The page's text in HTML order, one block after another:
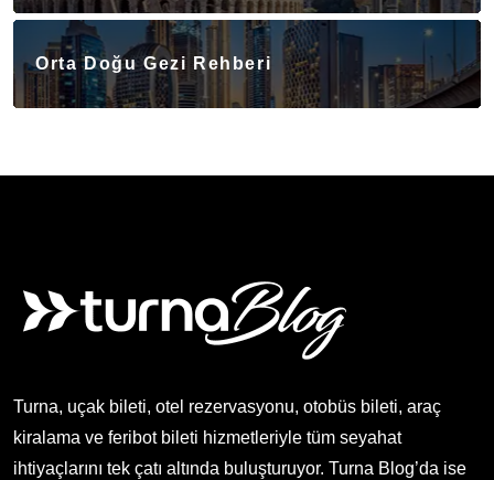
Orta Doğu Gezi Rehberi
Turna, uçak bileti, otel rezervasyonu, otobüs bileti, araç
kiralama ve feribot bileti hizmetleriyle tüm seyahat
ihtiyaçlarını tek çatı altında buluşturuyor. Turna Blog’da ise